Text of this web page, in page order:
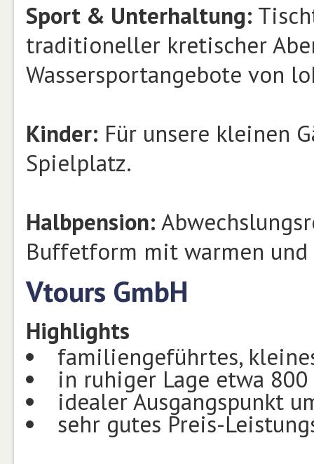
Sport & Unterhaltung:
traditioneller kretischer
Wassersportangebote von
Kinder: Für unsere kleinen
Spielplatz.
Halbpension:
Buffetform mit warmen und
Vtours GmbH
Highlights
familiengeführtes,
in ruhiger Lage etwa
idealer Ausgangspunkt
sehr gutes Preis-